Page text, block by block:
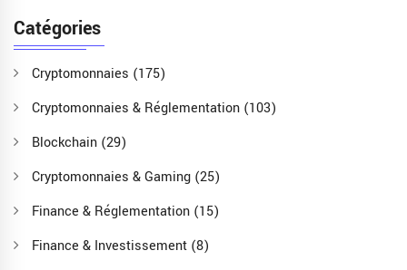
Catégories
Cryptomonnaies (175)
Cryptomonnaies & Réglementation (103)
Blockchain (29)
Cryptomonnaies & Gaming (25)
Finance & Réglementation (15)
Finance & Investissement (8)